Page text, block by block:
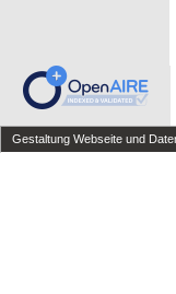
Gestaltung Webseite und